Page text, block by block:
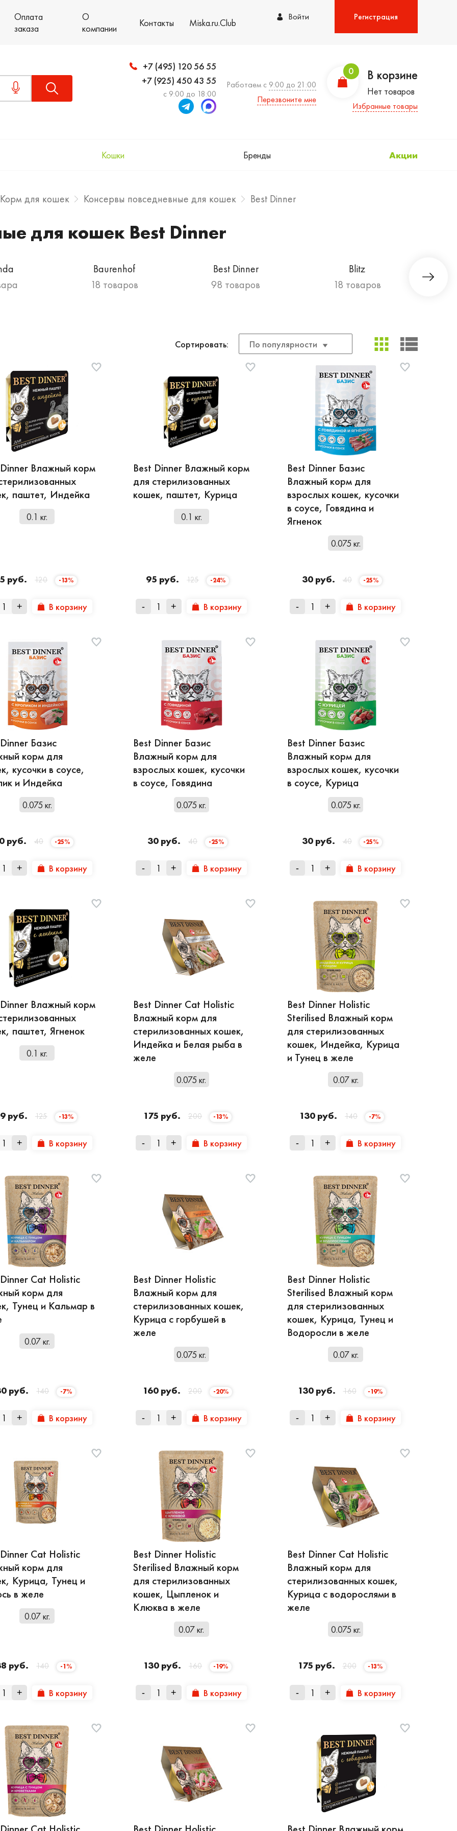
Оплата
заказа
О
компании
Контакты Miska.ru.Club Войти Регистрация
+7 (495) 120 56 55
+7 (925) 450 43 55
с 9:00 до 18:00
Работаем с 9:00 до 21:00
Перезвоните мне
0 В корзине
Нет товаров
Избранные товары
Кошки Бренды Акции
Корм для кошек Консервы повседневные для кошек Best Dinner
для кошек Best Dinner
Baurenhof
18 товаров
Best Dinner
98 товаров
Blitz
18 товаров
Сортировать: По популярности
Влажный корм
паштет, Индейка
0.1 кг.
руб. 120 -13%
+ В корзину
Best Dinner Влажный корм
для стерилизованных
кошек, паштет, Курица
0.1 кг.
95 руб. 125 -24%
- + В корзину
Best Dinner Базис
Влажный корм для
взрослых кошек, кусочки
в соусе, Говядина и
Ягненок
0.075 кг.
30 руб. 40 -25%
- + В корзину
Базис
корм для
кусочки в соусе,
и Индейка
0.075 кг.
руб. 40 -25%
+ В корзину
Best Dinner Базис
Влажный корм для
взрослых кошек, кусочки
в соусе, Говядина
0.075 кг.
30 руб. 40 -25%
- + В корзину
Best Dinner Базис
Влажный корм для
взрослых кошек, кусочки
в соусе, Курица
0.075 кг.
30 руб. 40 -25%
- + В корзину
Влажный корм
паштет, Ягненок
0.1 кг.
руб. 125 -13%
+ В корзину
Best Dinner Cat Holistic
Влажный корм для
стерилизованных кошек,
Индейка и Белая рыба в
желе
0.075 кг.
175 руб. 200 -13%
- + В корзину
Best Dinner Holistic
Sterilised Влажный корм
для стерилизованных
кошек, Индейка, Курица
и Тунец в желе
0.07 кг.
130 руб. 140 -7%
- + В корзину
Cat Holistic
корм для
Тунец и Кальмар в
0.07 кг.
руб. 140 -7%
+ В корзину
Best Dinner Holistic
Влажный корм для
стерилизованных кошек,
Курица с горбушей в
желе
0.075 кг.
160 руб. 200 -20%
- + В корзину
Best Dinner Holistic
Sterilised Влажный корм
для стерилизованных
кошек, Курица, Тунец и
Водоросли в желе
0.07 кг.
130 руб. 160 -19%
- + В корзину
Cat Holistic
корм для
Курица, Тунец и
в желе
0.07 кг.
руб. 140 -1%
+ В корзину
Best Dinner Holistic
Sterilised Влажный корм
для стерилизованных
кошек, Цыпленок и
Клюква в желе
0.07 кг.
130 руб. 160 -19%
- + В корзину
Best Dinner Cat Holistic
Влажный корм для
стерилизованных кошек,
Курица с водорослями в
желе
0.075 кг.
175 руб. 200 -13%
- + В корзину